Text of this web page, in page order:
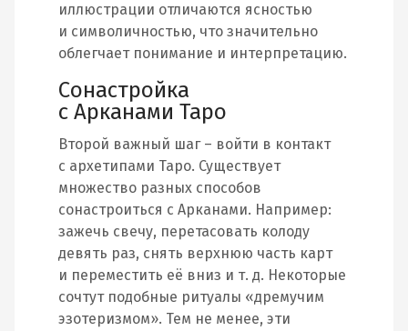
иллюстрации отличаются ясностью
и символичностью, что значительно
облегчает понимание и интерпретацию.
Сонастройка
с Арканами Таро
Второй важный шаг – войти в контакт
с архетипами Таро. Существует
множество разных способов
сонастроиться с Арканами. Например:
зажечь свечу, перетасовать колоду
девять раз, снять верхнюю часть карт
и переместить её вниз и т. д. Некоторые
сочтут подобные ритуалы «дремучим
эзотеризмом». Тем не менее, эти